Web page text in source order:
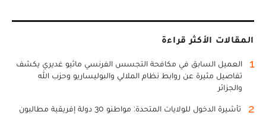
المقالات الأكثر قراءة
1
العميل السابق في مكافحة التجسس الفرنسي ماثيو غديري يكشف
تفاصيل مثيرة عن روابط نظام الملالي والبوليساريو وحزب الله
والجزائر
2
تأشيرة الدخول للولايات المتحدة: مواطنو 30 دولة إفريقية مطالبون